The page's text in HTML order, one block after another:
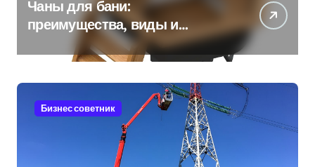
Чаны для бани:
преимущества, виды и
особенности использования
Бизнес советник